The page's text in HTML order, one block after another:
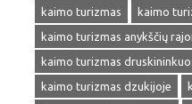
kaimo turizmas
kaimo
kaimo turizmas anykščių
kaimo turizmas
kaimo turizmas dzukijoje